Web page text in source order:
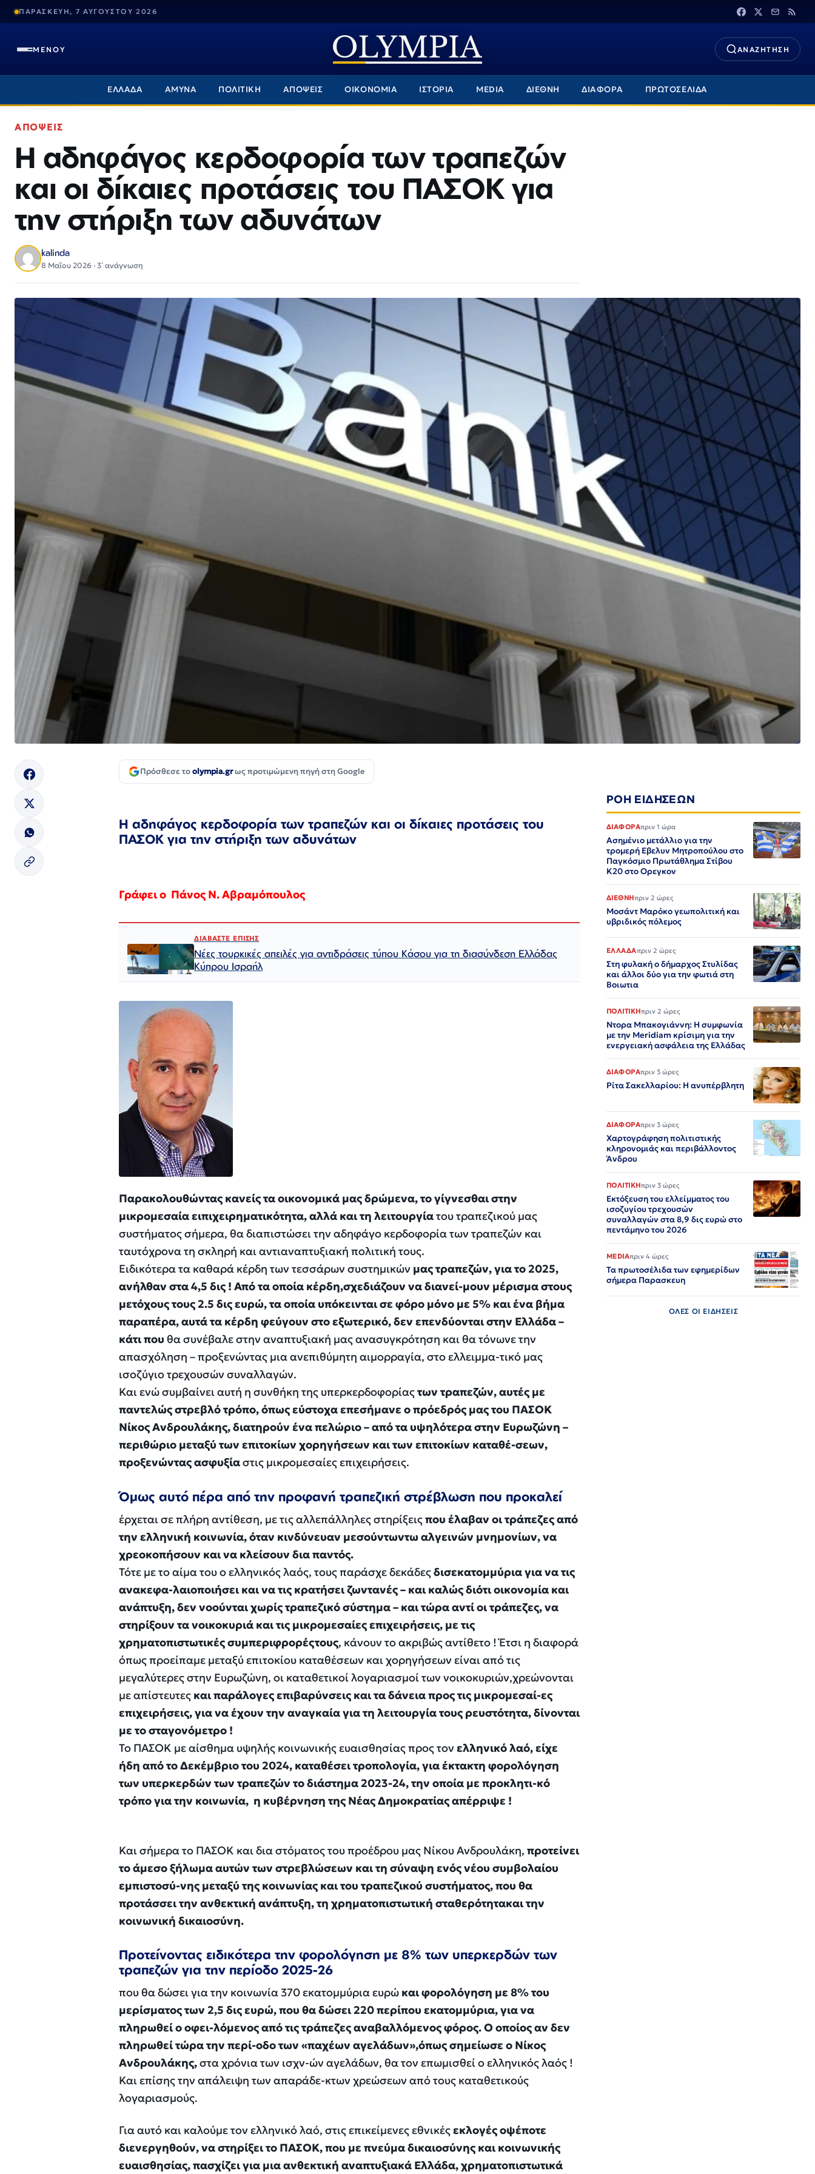
ΠΑΡΑΣΚΕΥΗ, 7 ΑΥΓΟΥΣΤΟΥ 2026
ΜΕΝΟΥ ΑΝΑΖΗΤΗΣΗ
ΕΛΛΑΔΑ ΑΜΥΝΑ ΠΟΛΙΤΙΚΗ ΑΠΟΨΕΙΣ ΟΙΚΟΝΟΜΙΑ ΙΣΤΟΡΙΑ MEDIA ΔΙΕΘΝΗ ΔΙΑΦΟΡΑ ΠΡΩΤΟΣΕΛΙΔΑ
ΑΠΟΨΕΙΣ
Η αδηφάγος κερδοφορία των τραπεζών
και οι δίκαιες προτάσεις του ΠΑΣΟΚ για
την στήριξη των αδυνάτων
kalinda
8 Μαΐου 2026 · 3΄ ανάγνωση
Πρόσθεσε τοolympia.grως προτιμώμενη πηγή στη Google
Η αδηφάγος κερδοφορία των τραπεζών και οι δίκαιες προτάσεις του
ΠΑΣΟΚ για την στήριξη των αδυνάτων
Γράφει ο Πάνος Ν. Αβραμόπουλος
ΔΙΑΒΑΣΤΕ ΕΠΙΣΗΣ
Νέες τουρκικές απειλές για αντιδράσεις τύπου Κάσου για τη διασύνδεση Ελλάδας
Κύπρου Ισραήλ
Παρακολουθώντας κανείς τα οικονομικά μας δρώμενα, το γίγνεσθαι στην
μικρομεσαία ειπιχειρηματικότητα, αλλά και τη λειτουργίατου τραπεζικού μας
συστήματος σήμερα, θα διαπιστώσει την αδηφάγο κερδοφορία των τραπεζών και
ταυτόχρονα τη σκληρή και αντιαναπτυξιακή πολιτική τους.
Ειδικότερα τα καθαρά κέρδη των τεσσάρων συστημικών μας τραπεζών, για το 2025,
ανήλθαν στα 4,5 δις ! Από τα οποία κέρδη,σχεδιάζουν να διανεί-μουν μέρισμα στους
μετόχους τους 2.5 δις ευρώ, τα οποία υπόκεινται σε φόρο μόνο με 5% και ένα βήμα
παραπέρα, αυτά τα κέρδη φεύγουν στο εξωτερικό, δεν επενδύονται στην Ελλάδα –
κάτι πουθα συνέβαλε στην αναπτυξιακή μας ανασυγκρότηση και θα τόνωνε την
απασχόληση – προξενώντας μια ανεπιθύμητη αιμορραγία, στο ελλειμμα-τικό μας
ισοζύγιο τρεχουσών συναλλαγών.
Και ενώ συμβαίνει αυτή η συνθήκη της υπερκερδοφορίαςτων τραπεζών, αυτές με
παντελώς στρεβλό τρόπο, όπως εύστοχα επεσήμανε ο πρόεδρός μας του ΠΑΣΟΚ
Νίκος Ανδρουλάκης, διατηρούν ένα πελώριο – από τα υψηλότερα στην Ευρωζώνη –
περιθώριο μεταξύ των επιτοκίων χορηγήσεων και των επιτοκίων καταθέ-σεων,
προξενώντας ασφυξίαστις μικρομεσαίες επιχειρήσεις.
Όμως αυτό πέρα από την προφανή τραπεζική στρέβλωση που προκαλεί
έρχεται σε πλήρη αντίθεση, με τις αλλεπάλληλες στηρίξειςπου έλαβαν οι τράπεζες από
την ελληνική κοινωνία, όταν κινδύνευαν μεσούντωντω αλγεινών μνημονίων, να
χρεοκοπήσουν και να κλείσουν δια παντός.
Τότε με το αίμα του ο ελληνικός λαός, τους παράσχε δεκάδεςδισεκατομμύρια για να τις
ανακεφα-λαιοποιήσει και να τις κρατήσει ζωντανές – και καλώς διότι οικονομία και
ανάπτυξη, δεν νοούνται χωρίς τραπεζικό σύστημα – και τώρα αντί οι τράπεζες, να
στηρίξουν τα νοικοκυριά και τις μικρομεσαίες επιχειρήσεις, με τις
χρηματοπιστωτικές συμπεριφρορέςτους, κάνουν το ακριβώς αντίθετο ! Έτσι η διαφορά
όπως προείπαμε μεταξύ επιτοκίου καταθέσεων και χορηγήσεων είναι από τις
μεγαλύτερες στην Ευρωζώνη, οι καταθετικοί λογαριασμοί των νοικοκυριών,χρεώνονται
με απίστευτες και παράλογες επιβαρύνσεις και τα δάνεια προς τις μικρομεσαί-ες
επιχειρήσεις, για να έχουν την αναγκαία για τη λειτουργία τους ρευστότητα, δίνονται
με το σταγονόμετρο !
Το ΠΑΣΟΚ με αίσθημα υψηλής κοινωνικής ευαισθησίας προς τον ελληνικό λαό, είχε
ήδη από το Δεκέμβριο του 2024, καταθέσει τροπολογία, για έκτακτη φορολόγηση
των υπερκερδών των τραπεζών το διάστημα 2023-24, την οποία με προκλητι-κό
τρόπο για την κοινωνία, η κυβέρνηση της Νέας Δημοκρατίας απέρριψε !
Και σήμερα το ΠΑΣΟΚ και δια στόματος του προέδρου μας Νίκου Ανδρουλάκη, προτείνει
το άμεσο ξήλωμα αυτών των στρεβλώσεων και τη σύναψη ενός νέου συμβολαίου
εμπιστοσύ-νης μεταξύ της κοινωνίας και του τραπεζικού συστήματος, που θα
προτάσσει την ανθεκτική ανάπτυξη, τη χρηματοπιστωτική σταθερότητακαι την
κοινωνική δικαιοσύνη.
Προτείνοντας ειδικότερα την φορολόγηση με 8% των υπερκερδών των
τραπεζών για την περίοδο 2025-26
που θα δώσει για την κοινωνία 370 εκατομμύρια ευρώ και φορολόγηση με 8% του
μερίσματος των 2,5 δις ευρώ, που θα δώσει 220 περίπου εκατομμύρια, για να
πληρωθεί ο οφει-λόμενος από τις τράπεζες αναβαλλόμενος φόρος. Ο οποίος αν δεν
πληρωθεί τώρα την περί-οδο των «παχέων αγελάδων»,όπως σημείωσε ο Νίκος
Ανδρουλάκης,στα χρόνια των ισχν-ών αγελάδων, θα τον επωμισθεί ο ελληνικός λαός !
Και επίσης την απάλειψη των απαράδε-κτων χρεώσεων από τους καταθετικούς
λογαριασμούς.
Για αυτό και καλούμε τον ελληνικό λαό, στις επικείμενες εθνικέςεκλογές οψέποτε
διενεργηθούν, να στηρίξει το ΠΑΣΟΚ, που με πνεύμα δικαιοσύνης και κοινωνικής
ευαισθησίας, πασχίζει για μια ανθεκτική αναπτυξιακά Ελλάδα, χρηματοπιστωτικά
ΡΟΗ ΕΙΔΗΣΕΩΝ
ΔΙΑΦΟΡΑπριν 1 ώρα
Ασημένιο μετάλλιο για την
τρομερή Εβελυν Μητροπούλου στο
Παγκόσμιο Πρωτάθλημα Στίβου
Κ20 στο Ορεγκον
ΔΙΕΘΝΗπριν 2 ώρες
Μοσάντ Μαρόκο γεωπολιτική και
υβριδικός πόλεμος
ΕΛΛΑΔΑπριν 2 ώρες
Στη φυλακή ο δήμαρχος Στυλίδας
και άλλοι δύο για την φωτιά στη
Βοιωτια
ΠΟΛΙΤΙΚΗπριν 2 ώρες
Ντορα Μπακογιάννη: Η συμφωνία
με την Meridiam κρίσιμη για την
ενεργειακή ασφάλεια της Ελλάδας
ΔΙΑΦΟΡΑπριν 3 ώρες
Ρίτα Σακελλαρίου: Η ανυπέρβλητη
ΔΙΑΦΟΡΑπριν 3 ώρες
Χαρτογράφηση πολιτιστικής
κληρονομιάς και περιβάλλοντος
Άνδρου
ΠΟΛΙΤΙΚΗπριν 3 ώρες
Εκτόξευση του ελλείμματος του
ισοζυγίου τρεχουσών
συναλλαγών στα 8,9 δις ευρώ στο
πεντάμηνο του 2026
MEDIAπριν 4 ώρες
Τα πρωτοσέλιδα των εφημερίδων
σήμερα Παρασκευη
ΟΛΕΣ ΟΙ ΕΙΔΗΣΕΙΣ